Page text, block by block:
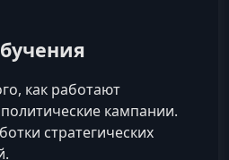
как работают
кампании.
стратегических